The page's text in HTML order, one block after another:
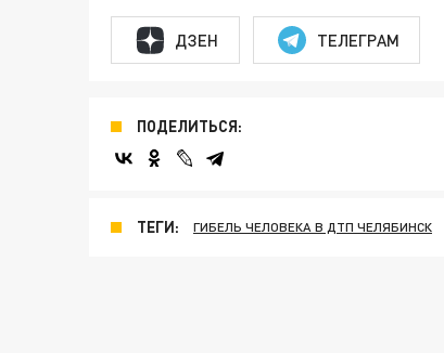
ДЗЕН ТЕЛЕГРАМ
ПОДЕЛИТЬСЯ:
ТЕГИ: ГИБЕЛЬ ЧЕЛОВЕКА В ДТП ЧЕЛЯБИНСК